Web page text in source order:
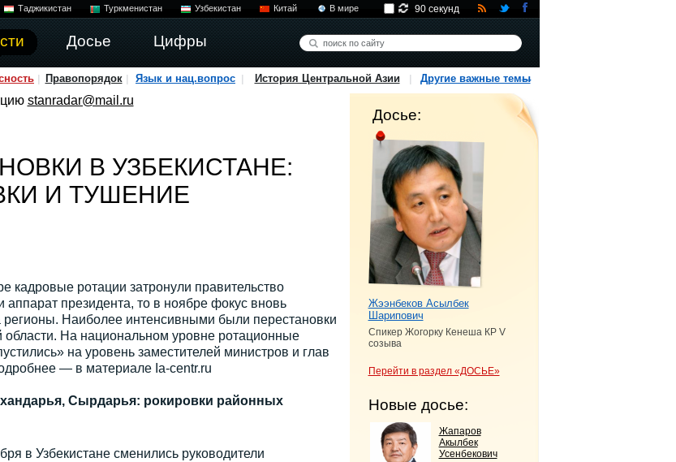
Таджикистан Туркменистан Узбекистан Китай В мире
Досье Цифры
90 секунд
Правопорядок Язык и нац.вопрос История Центральной Азии Другие важные темы
stanradar@mail.ru
В УЗБЕКИСТАНЕ:
И ТУШЕНИЕ
кадровые ротации затронули правительство
аппарат президента, то в ноябре фокус вновь
регионы. Наиболее интенсивными были перестановки
области. На национальном уровне ротационные
на уровень заместителей министров и глав
— в материале Ia-centr.ru
Сырдарья: рокировки районных
в Узбекистане сменились руководители
Досье:
Жээнбеков Асылбек
Шарипович
Спикер Жогорку Кенеша КР V
созыва
Перейти в раздел «ДОСЬЕ»
Новые досье:
Жапаров
Акылбек
Усенбекович